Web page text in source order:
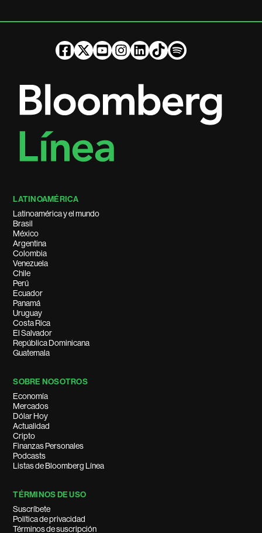
LATINOAMÉRICA
Latinoamérica y el mundo
Brasil
México
Argentina
Colombia
Venezuela
Chile
Perú
Ecuador
Panamá
Uruguay
Costa Rica
El Salvador
República Dominicana
Guatemala
SOBRE NOSOTROS
Economía
Mercados
Dólar Hoy
Actualidad
Cripto
Finanzas Personales
Podcasts
Listas de Bloomberg Línea
TÉRMINOS DE USO
Suscríbete
Política de privacidad
Términos de suscripción